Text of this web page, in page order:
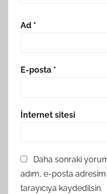
Ad *
E-posta *
İnternet sitesi
Daha sonraki
adım, e-posta
tarayıcıya kaydedilsin.